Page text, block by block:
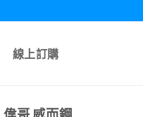
線上訂購